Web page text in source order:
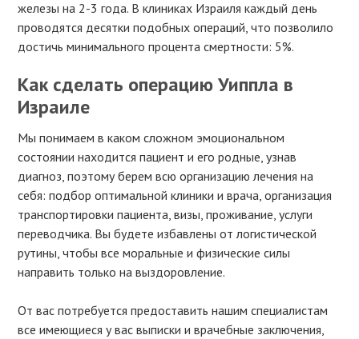
железы на 2-3 года. В клиниках Израиля каждый день
проводятся десятки подобных операций, что позволило
достичь минимального процента смертности: 5%.
Как сделать операцию Уиппла в
Израиле
Мы понимаем в каком сложном эмоциональном
состоянии находится пациент и его родные, узнав
диагноз, поэтому берем всю организацию лечения на
себя: подбор оптимальной клиники и врача, организация
транспортировки пациента, визы, проживание, услуги
переводчика. Вы будете избавлены от логистической
рутины, чтобы все моральные и физические силы
направить только на выздоровление.
От вас потребуется предоставить нашим специалистам
все имеющиеся у вас выписки и врачебные заключения,